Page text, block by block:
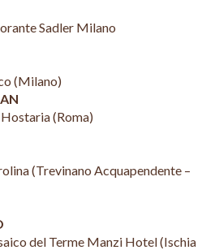
Sadler Milano
(Milano)
(Roma)
(Trevinano Acquapendente –
del Terme Manzi Hotel (Ischia